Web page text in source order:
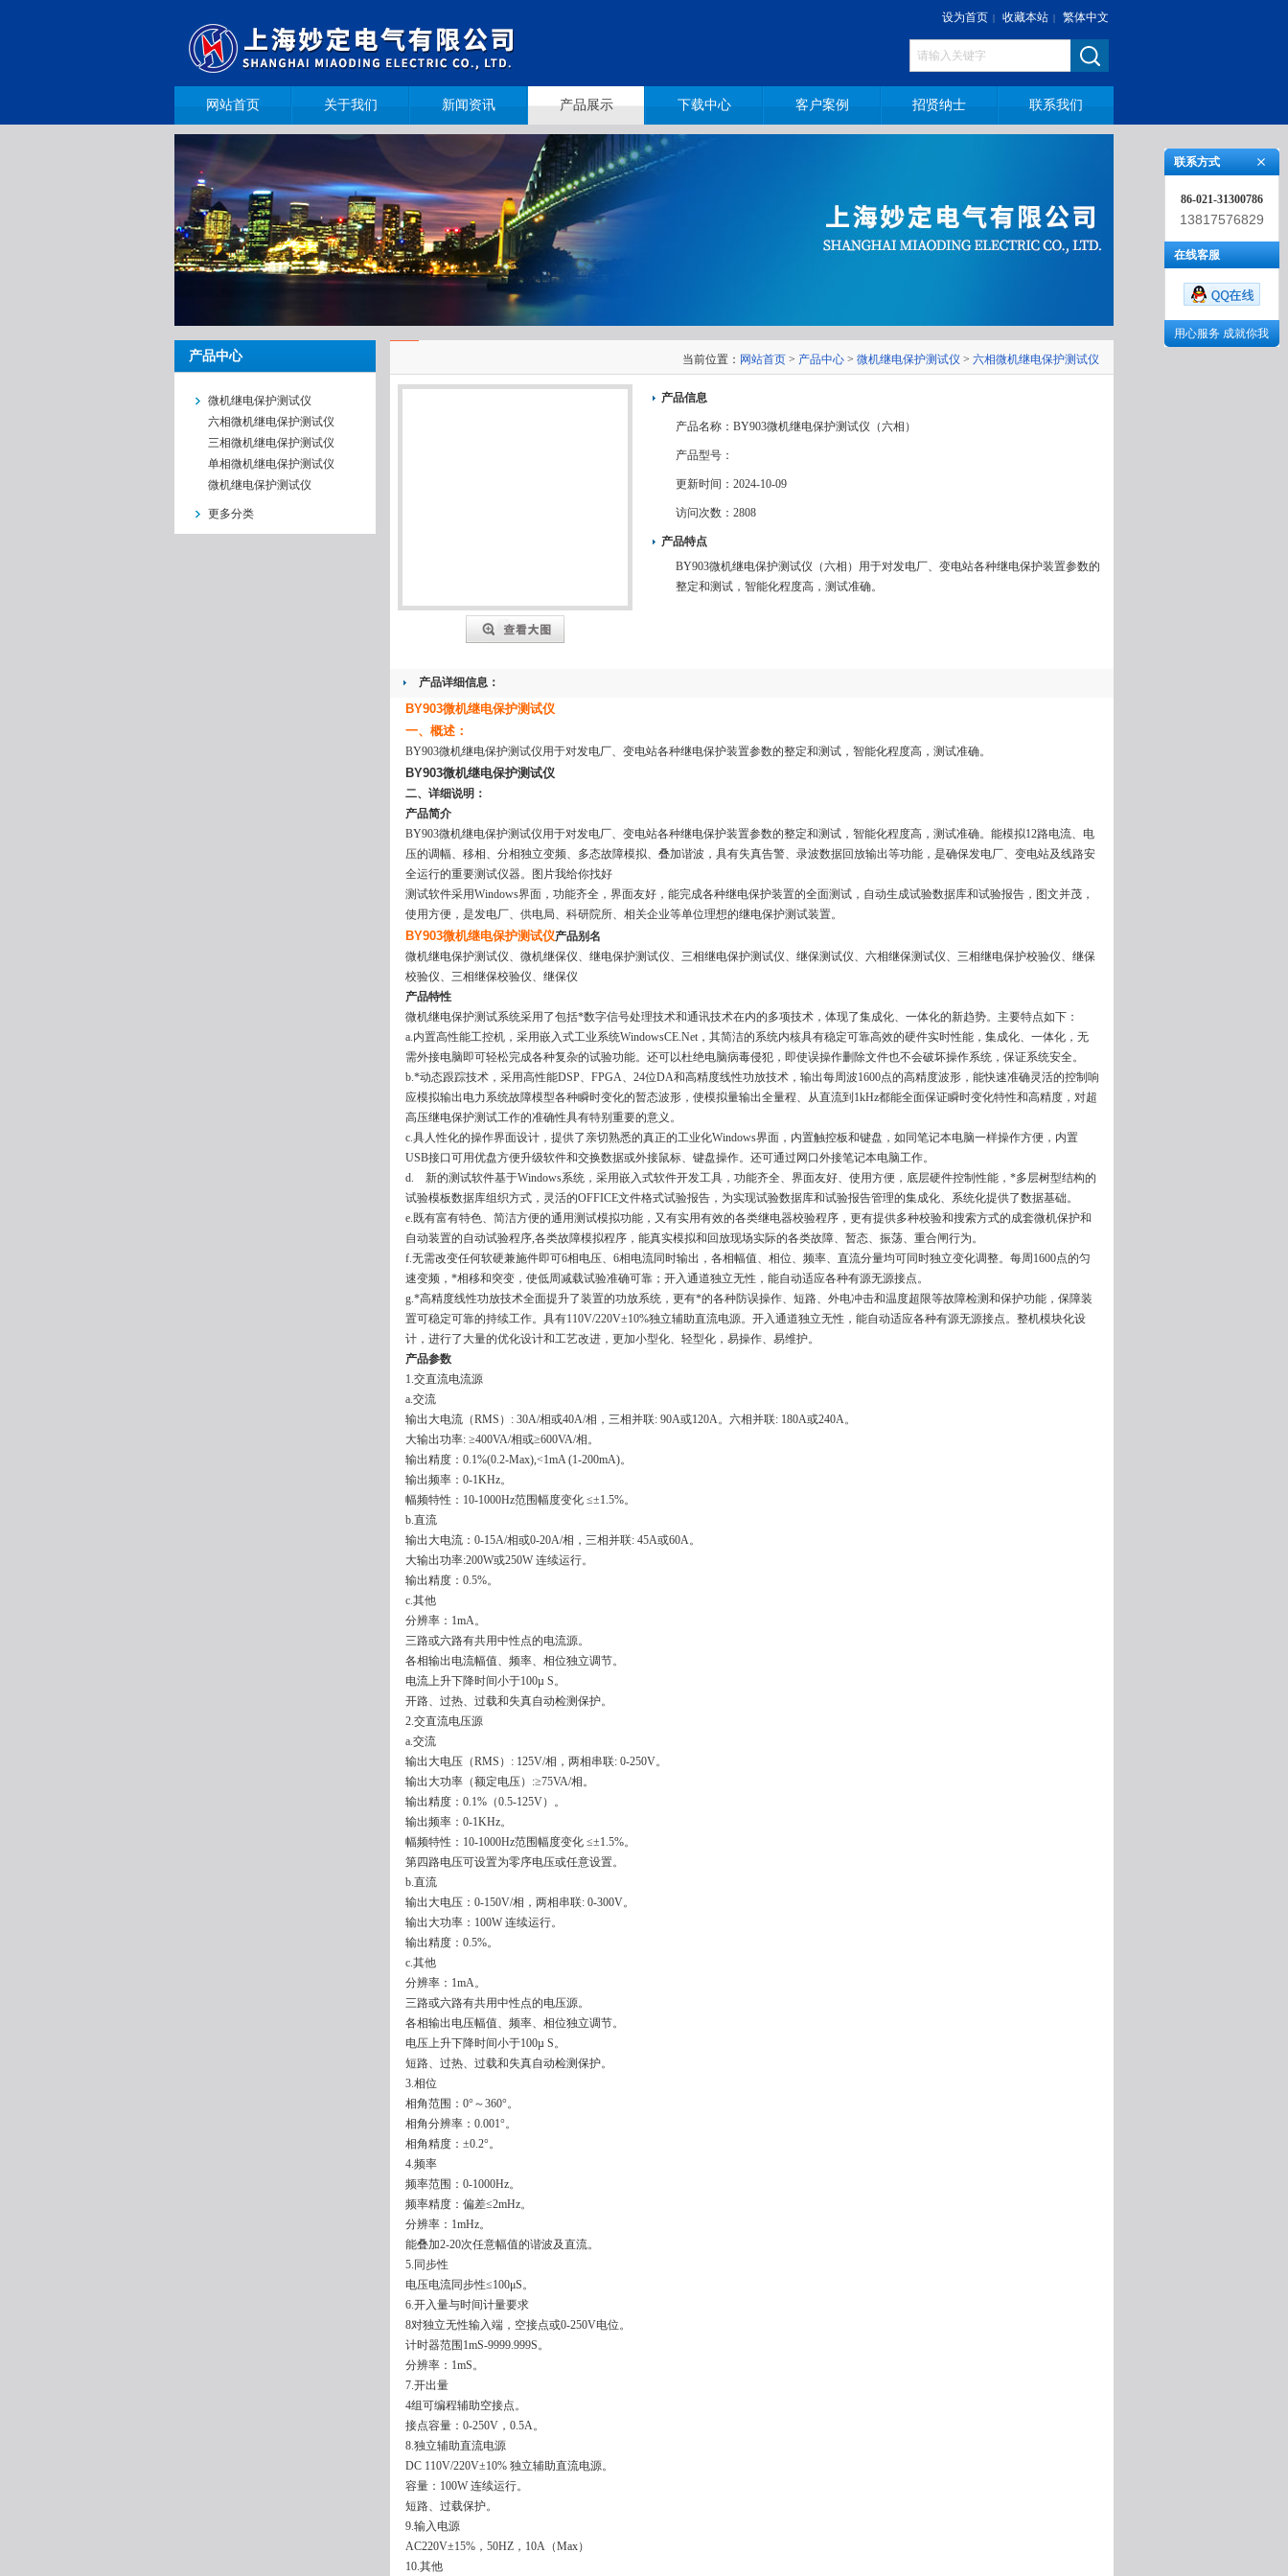
设为首页 | 收藏本站 | 繁体中文
网站首页 关于我们 新闻资讯 产品展示 下载中心 客户案例 招贤纳士 联系我们
产品中心
微机继电保护测试仪
六相微机继电保护测试仪
三相微机继电保护测试仪
单相微机继电保护测试仪
微机继电保护测试仪
更多分类
当前位置： 网站首页 > 产品中心 > 微机继电保护测试仪 > 六相微机继电保护测试仪
产品信息
产品名称： BY903微机继电保护测试仪（六相）
产品型号：
更新时间： 2024-10-09
访问次数： 2808
产品特点
BY903微机继电保护测试仪（六相）用于对发电厂、变电站各种继电保护装置参数的
整定和测试，智能化程度高，测试准确。
产品详细信息：
BY903微机继电保护测试仪
一、概述：
BY903微机继电保护测试仪用于对发电厂、变电站各种继电保护装置参数的整定和测试，智能化程度高，测试准确。
BY903微机继电保护测试仪
二、详细说明：
产品简介
BY903微机继电保护测试仪用于对发电厂、变电站各种继电保护装置参数的整定和测试，智能化程度高，测试准确。能模拟12路电流、电
压的调幅、移相、分相独立变频、多态故障模拟、叠加谐波，具有失真告警、录波数据回放输出等功能，是确保发电厂、变电站及线路安
全运行的重要测试仪器。图片我给你找好
测试软件采用Windows界面，功能齐全，界面友好，能完成各种继电保护装置的全面测试，自动生成试验数据库和试验报告，图文并茂，
使用方便，是发电厂、供电局、科研院所、相关企业等单位理想的继电保护测试装置。
BY903微机继电保护测试仪产品别名
微机继电保护测试仪、微机继保仪、继电保护测试仪、三相继电保护测试仪、继保测试仪、六相继保测试仪、三相继电保护校验仪、继保
校验仪、三相继保校验仪、继保仪
产品特性
微机继电保护测试系统采用了包括*数字信号处理技术和通讯技术在内的多项技术，体现了集成化、一体化的新趋势。主要特点如下：
a.内置高性能工控机，采用嵌入式工业系统WindowsCE.Net，其简洁的系统内核具有稳定可靠高效的硬件实时性能，集成化、一体化，无
需外接电脑即可轻松完成各种复杂的试验功能。还可以杜绝电脑病毒侵犯，即使误操作删除文件也不会破坏操作系统，保证系统安全。
b.*动态跟踪技术，采用高性能DSP、FPGA、24位DA和高精度线性功放技术，输出每周波1600点的高精度波形，能快速准确灵活的控制响
应模拟输出电力系统故障模型各种瞬时变化的暂态波形，使模拟量输出全量程、从直流到1kHz都能全面保证瞬时变化特性和高精度，对超
高压继电保护测试工作的准确性具有特别重要的意义。
c.具人性化的操作界面设计，提供了亲切熟悉的真正的工业化Windows界面，内置触控板和键盘，如同笔记本电脑一样操作方便，内置
USB接口可用优盘方便升级软件和交换数据或外接鼠标、键盘操作。还可通过网口外接笔记本电脑工作。
d. 新的测试软件基于Windows系统，采用嵌入式软件开发工具，功能齐全、界面友好、使用方便，底层硬件控制性能，*多层树型结构的
试验模板数据库组织方式，灵活的OFFICE文件格式试验报告，为实现试验数据库和试验报告管理的集成化、系统化提供了数据基础。
e.既有富有特色、简洁方便的通用测试模拟功能，又有实用有效的各类继电器校验程序，更有提供多种校验和搜索方式的成套微机保护和
自动装置的自动试验程序,各类故障模拟程序，能真实模拟和回放现场实际的各类故障、暂态、振荡、重合闸行为。
f.无需改变任何软硬兼施件即可6相电压、6相电流同时输出，各相幅值、相位、频率、直流分量均可同时独立变化调整。每周1600点的匀
速变频，*相移和突变，使低周减载试验准确可靠；开入通道独立无性，能自动适应各种有源无源接点。
g.*高精度线性功放技术全面提升了装置的功放系统，更有*的各种防误操作、短路、外电冲击和温度超限等故障检测和保护功能，保障装
置可稳定可靠的持续工作。具有110V/220V±10%独立辅助直流电源。开入通道独立无性，能自动适应各种有源无源接点。整机模块化设
计，进行了大量的优化设计和工艺改进，更加小型化、轻型化，易操作、易维护。
产品参数
1.交直流电流源
a.交流
输出大电流（RMS）: 30A/相或40A/相，三相并联: 90A或120A。六相并联: 180A或240A。
大输出功率: ≥400VA/相或≥600VA/相。
输出精度：0.1%(0.2-Max),<1mA (1-200mA)。
输出频率：0-1KHz。
幅频特性：10-1000Hz范围幅度变化 ≤±1.5%。
b.直流
输出大电流：0-15A/相或0-20A/相，三相并联: 45A或60A。
大输出功率:200W或250W 连续运行。
输出精度：0.5%。
c.其他
分辨率：1mA。
三路或六路有共用中性点的电流源。
各相输出电流幅值、频率、相位独立调节。
电流上升下降时间小于100µ S。
开路、过热、过载和失真自动检测保护。
2.交直流电压源
a.交流
输出大电压（RMS）: 125V/相，两相串联: 0-250V。
输出大功率（额定电压）:≥75VA/相。
输出精度：0.1%（0.5-125V）。
输出频率：0-1KHz。
幅频特性：10-1000Hz范围幅度变化 ≤±1.5%。
第四路电压可设置为零序电压或任意设置。
b.直流
输出大电压：0-150V/相，两相串联: 0-300V。
输出大功率：100W 连续运行。
输出精度：0.5%。
c.其他
分辨率：1mA。
三路或六路有共用中性点的电压源。
各相输出电压幅值、频率、相位独立调节。
电压上升下降时间小于100µ S。
短路、过热、过载和失真自动检测保护。
3.相位
相角范围：0°～360°。
相角分辨率：0.001°。
相角精度：±0.2°。
4.频率
频率范围：0-1000Hz。
频率精度：偏差≤2mHz。
分辨率：1mHz。
能叠加2-20次任意幅值的谐波及直流。
5.同步性
电压电流同步性≤100μS。
6.开入量与时间计量要求
8对独立无性输入端，空接点或0-250V电位。
计时器范围1mS-9999.999S。
分辨率：1mS。
7.开出量
4组可编程辅助空接点。
接点容量：0-250V，0.5A。
8.独立辅助直流电源
DC 110V/220V±10% 独立辅助直流电源。
容量：100W 连续运行。
短路、过载保护。
9.输入电源
AC220V±15%，50HZ，10A（Max）
10.其他
联系方式
86-021-31300786
13817576829
在线客服
用心服务 成就你我